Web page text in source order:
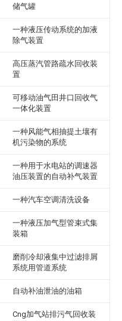
储气罐
一种液压传动系统的加液
除气装置
高压蒸汽管路疏水回收装
置
可移动油气田井口回收气
一体化装置
一种风能气相抽提土壤有
机污染物的系统
一种用于水电站的调速器
油压装置的自动补气装置
一种汽车空调清洗设备
一种液压加气型管束式集
装箱
磨削冷却液集中过滤排屑
系统用管道系统
自动补油泄油的油箱
Cng加气站排污气回收装